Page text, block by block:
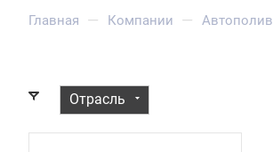
Главная — Компании — Автополив
Отрасль